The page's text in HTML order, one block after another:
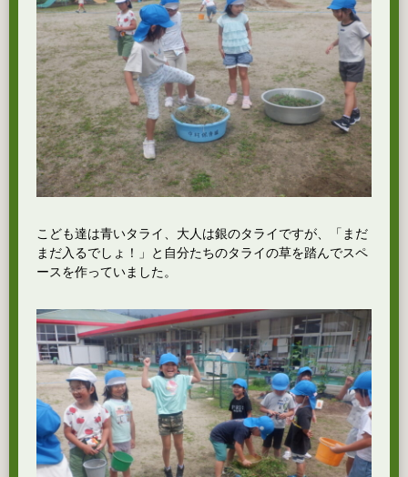
こども達は青いタライ、大人は銀のタライですが、「まだ
まだ入るでしょ！」と自分たちのタライの草を踏んでスペ
ースを作っていました。